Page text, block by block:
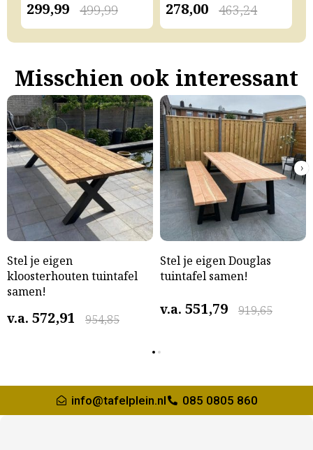
499,99
299,99 463,24
278,00
Misschien ook interessant
Stel je eigen
kloosterhouten tuintafel
samen!
v.a. 954,85
572,91
Stel je eigen Douglas
tuintafel samen!
v.a. 919,65
551,79
›
info@tafelplein.nl 085 0805 860